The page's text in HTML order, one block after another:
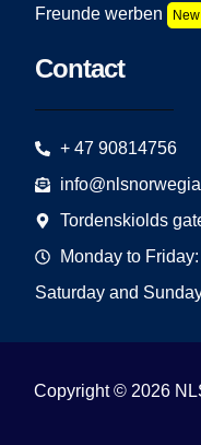
Freunde werben
New
Contact
+ 47 90814756
Tordenskiolds
Monday to
Saturday and
Copyright © 2026